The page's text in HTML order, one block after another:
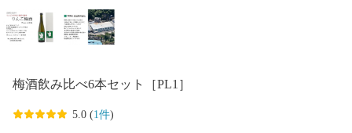
梅酒飲み比べ6本セット［PL1］
5.0 (1件)